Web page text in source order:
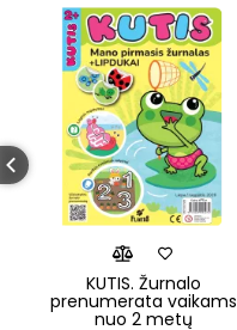
KUTIS. Žurnalo
prenumerata vaikams
nuo 2 metų